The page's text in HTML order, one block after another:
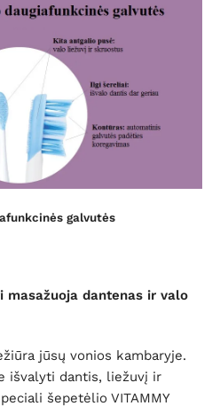
galvutės
masažuoja dantenas ir valo
jūsų vonios kambaryje.
išvalyti dantis, liežuvį ir
šepetėlio VITAMMY